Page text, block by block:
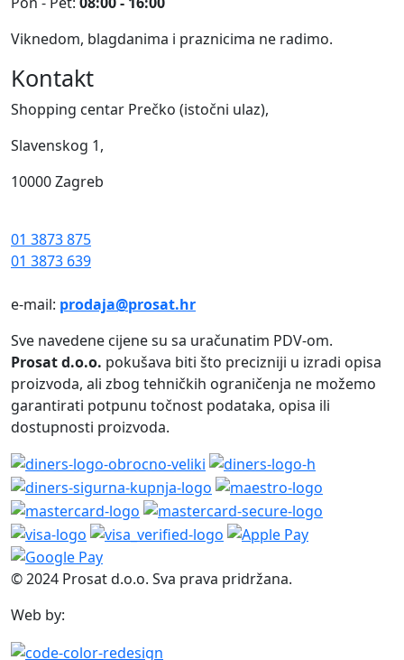
Viknedom, blagdanima i praznicima ne radimo.
Kontakt
Shopping centar Prečko (istočni ulaz),
Slavenskog 1,
10000 Zagreb
01 3873 875
01 3873 639
e-mail: prodaja@prosat.hr
Sve navedene cijene su sa uračunatim PDV-om.
Prosat d.o.o. pokušava biti što precizniji u izradi opisa
proizvoda, ali zbog tehničkih ograničenja ne možemo
garantirati potpunu točnost podataka, opisa ili
dostupnosti proizvoda.
© 2024 Prosat d.o.o. Sva prava pridržana.
Web by: